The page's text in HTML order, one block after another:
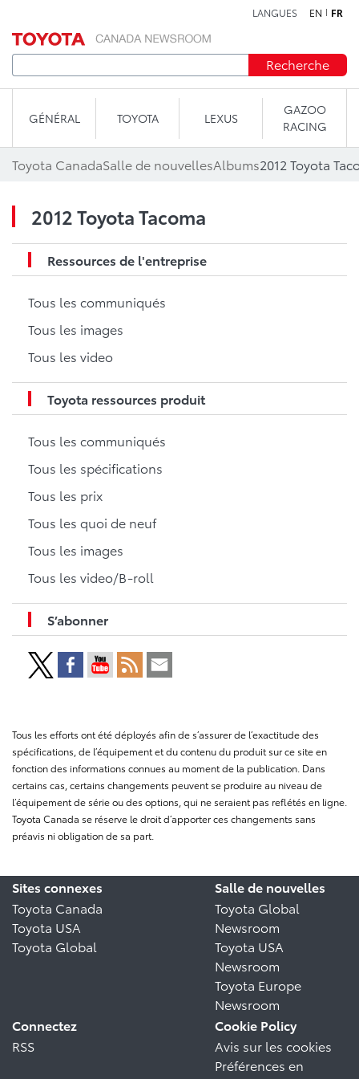
LANGUES EN FR
Recherche
GÉNÉRAL TOYOTA LEXUS
GAZOO
RACING
Toyota CanadaSalle de nouvellesAlbums2012 Toyota
2012 Toyota Tacoma
Ressources de l'entreprise
Tous les communiqués
Tous les images
Tous les video
Toyota ressources produit
Tous les communiqués
Tous les spécifications
Tous les prix
Tous les quoi de neuf
Tous les images
Tous les video/B-roll
S’abonner
Tous les efforts ont été déployés afin de s’assurer de l’exactitude des
spécifications, de l’équipement et du contenu du produit sur ce site en
fonction des informations connues au moment de la publication. Dans
certains cas, certains changements peuvent se produire au niveau de
l’équipement de série ou des options, qui ne seraient pas reflétés en ligne.
Toyota Canada se réserve le droit d’apporter ces changements sans
préavis ni obligation de sa part.
Sites connexes
Toyota Canada
Toyota USA
Toyota Global
Salle de nouvelles
Toyota Global
Newsroom
Toyota USA
Newsroom
Toyota Europe
Newsroom
Connectez
RSS
Cookie Policy
Avis sur les cookies
Préférences en